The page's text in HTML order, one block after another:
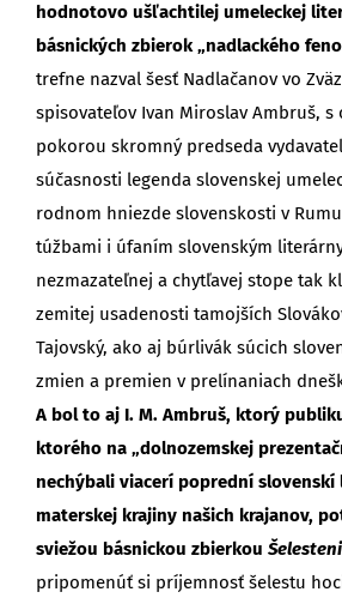
hodnotovo ušľachtilej umeleckej
básnických zbierok „nadlackého
trefne nazval šesť Nadlačanov vo
spisovateľov Ivan Miroslav Ambruš,
pokorou skromný predseda
súčasnosti legenda slovenskej
rodnom hniezde slovenskosti v
túžbami i úfaním slovenským
nezmazateľnej a chytľavej stope tak
zemitej usadenosti tamojších
Tajovský, ako aj búrlivák súcich
zmien a premien v prelínaniach
A bol to aj I. M. Ambruš, ktorý
ktorého na „dolnozemskej
nechýbali viacerí poprední slovenskí
materskej krajiny našich krajanov,
sviežou básnickou zbierkou
pripomenúť si príjemnosť šelestu